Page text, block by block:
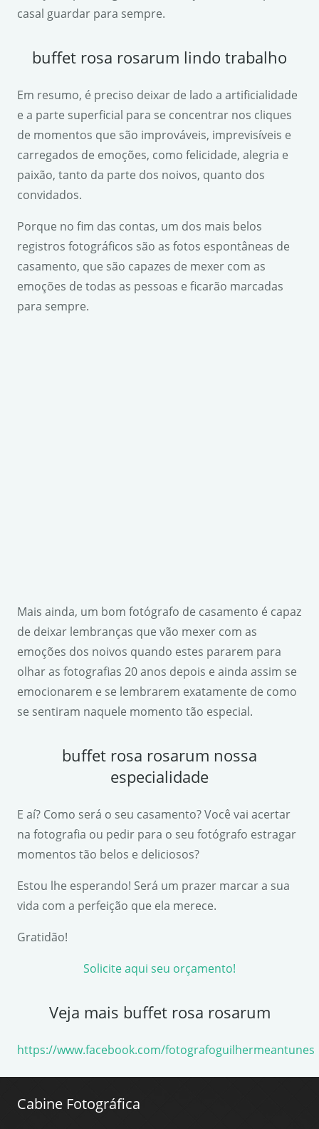
casal guardar para sempre.
buffet rosa rosarum lindo trabalho
Em resumo, é preciso deixar de lado a artificialidade
e a parte superficial para se concentrar nos cliques
de momentos que são improváveis, imprevisíveis e
carregados de emoções, como felicidade, alegria e
paixão, tanto da parte dos noivos, quanto dos
convidados.
Porque no fim das contas, um dos mais belos
registros fotográficos são as fotos espontâneas de
casamento, que são capazes de mexer com as
emoções de todas as pessoas e ficarão marcadas
para sempre.
Mais ainda, um bom fotógrafo de casamento é capaz
de deixar lembranças que vão mexer com as
emoções dos noivos quando estes pararem para
olhar as fotografias 20 anos depois e ainda assim se
emocionarem e se lembrarem exatamente de como
se sentiram naquele momento tão especial.
buffet rosa rosarum nossa
especialidade
E aí? Como será o seu casamento? Você vai acertar
na fotografia ou pedir para o seu fotógrafo estragar
momentos tão belos e deliciosos?
Estou lhe esperando! Será um prazer marcar a sua
vida com a perfeição que ela merece.
Gratidão!
Solicite aqui seu orçamento!
Veja mais buffet rosa rosarum
https://www.facebook.com/fotografoguilhermeantunes
Cabine Fotográfica